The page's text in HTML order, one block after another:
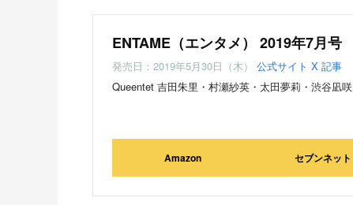
ENTAME（エンタメ） 2019年7月号
発売日：2019年5月30日（木） 公式サイト X 記事
Queentet 吉田朱里・村瀬紗英・太田夢莉・渋谷凪咲
Amazon セブンネット